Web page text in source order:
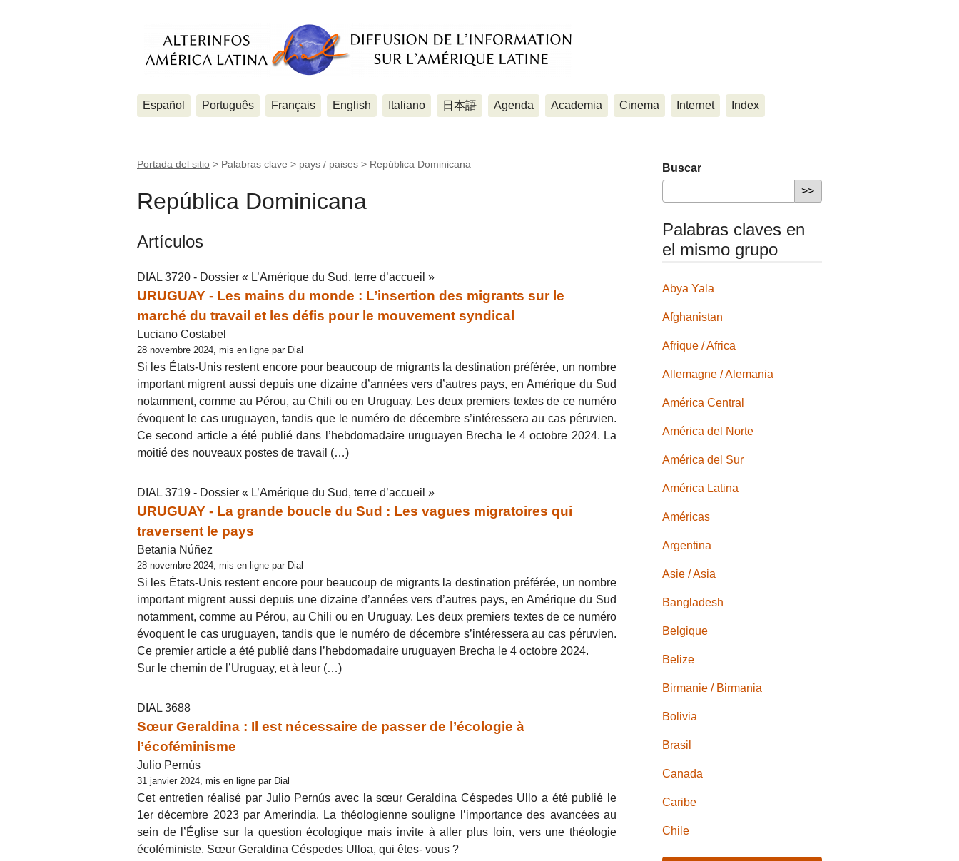
Español Português Français English Italiano 日本語 Agenda Academia Cinema Internet Index
Portada del sitio > Palabras clave > pays / paises > República Dominicana
República Dominicana
Artículos
DIAL 3720 - Dossier « L’Amérique du Sud, terre d’accueil »
URUGUAY - Les mains du monde : L’insertion des migrants sur le
marché du travail et les défis pour le mouvement syndical
Luciano Costabel
28 novembre 2024, mis en ligne par Dial
Si les États-Unis restent encore pour beaucoup de migrants la destination préférée, un nombre
important migrent aussi depuis une dizaine d’années vers d’autres pays, en Amérique du Sud
notamment, comme au Pérou, au Chili ou en Uruguay. Les deux premiers textes de ce numéro
évoquent le cas uruguayen, tandis que le numéro de décembre s’intéressera au cas péruvien.
Ce second article a été publié dans l’hebdomadaire uruguayen Brecha le 4 octobre 2024. La
moitié des nouveaux postes de travail (…)
DIAL 3719 - Dossier « L’Amérique du Sud, terre d’accueil »
URUGUAY - La grande boucle du Sud : Les vagues migratoires qui
traversent le pays
Betania Núñez
28 novembre 2024, mis en ligne par Dial
Si les États-Unis restent encore pour beaucoup de migrants la destination préférée, un nombre
important migrent aussi depuis une dizaine d’années vers d’autres pays, en Amérique du Sud
notamment, comme au Pérou, au Chili ou en Uruguay. Les deux premiers textes de ce numéro
évoquent le cas uruguayen, tandis que le numéro de décembre s’intéressera au cas péruvien.
Ce premier article a été publié dans l’hebdomadaire uruguayen Brecha le 4 octobre 2024.
Sur le chemin de l’Uruguay, et à leur (…)
DIAL 3688
Sœur Geraldina : Il est nécessaire de passer de l’écologie à
l’écoféminisme
Julio Pernús
31 janvier 2024, mis en ligne par Dial
Cet entretien réalisé par Julio Pernús avec la sœur Geraldina Céspedes Ullo a été publié le
1er décembre 2023 par Amerindia. La théologienne souligne l’importance des avancées au
sein de l’Église sur la question écologique mais invite à aller plus loin, vers une théologie
écoféministe. Sœur Geraldina Céspedes Ulloa, qui êtes- vous ?
Buscar
Palabras claves en
el mismo grupo
Abya Yala
Afghanistan
Afrique / Africa
Allemagne / Alemania
América Central
América del Norte
América del Sur
América Latina
Américas
Argentina
Asie / Asia
Bangladesh
Belgique
Belize
Birmanie / Birmania
Bolivia
Brasil
Canada
Caribe
Chile